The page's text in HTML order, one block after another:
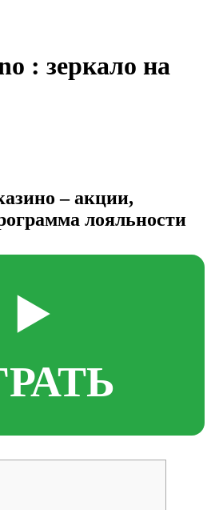
: зеркало на
– акции,
лояльности
▶️